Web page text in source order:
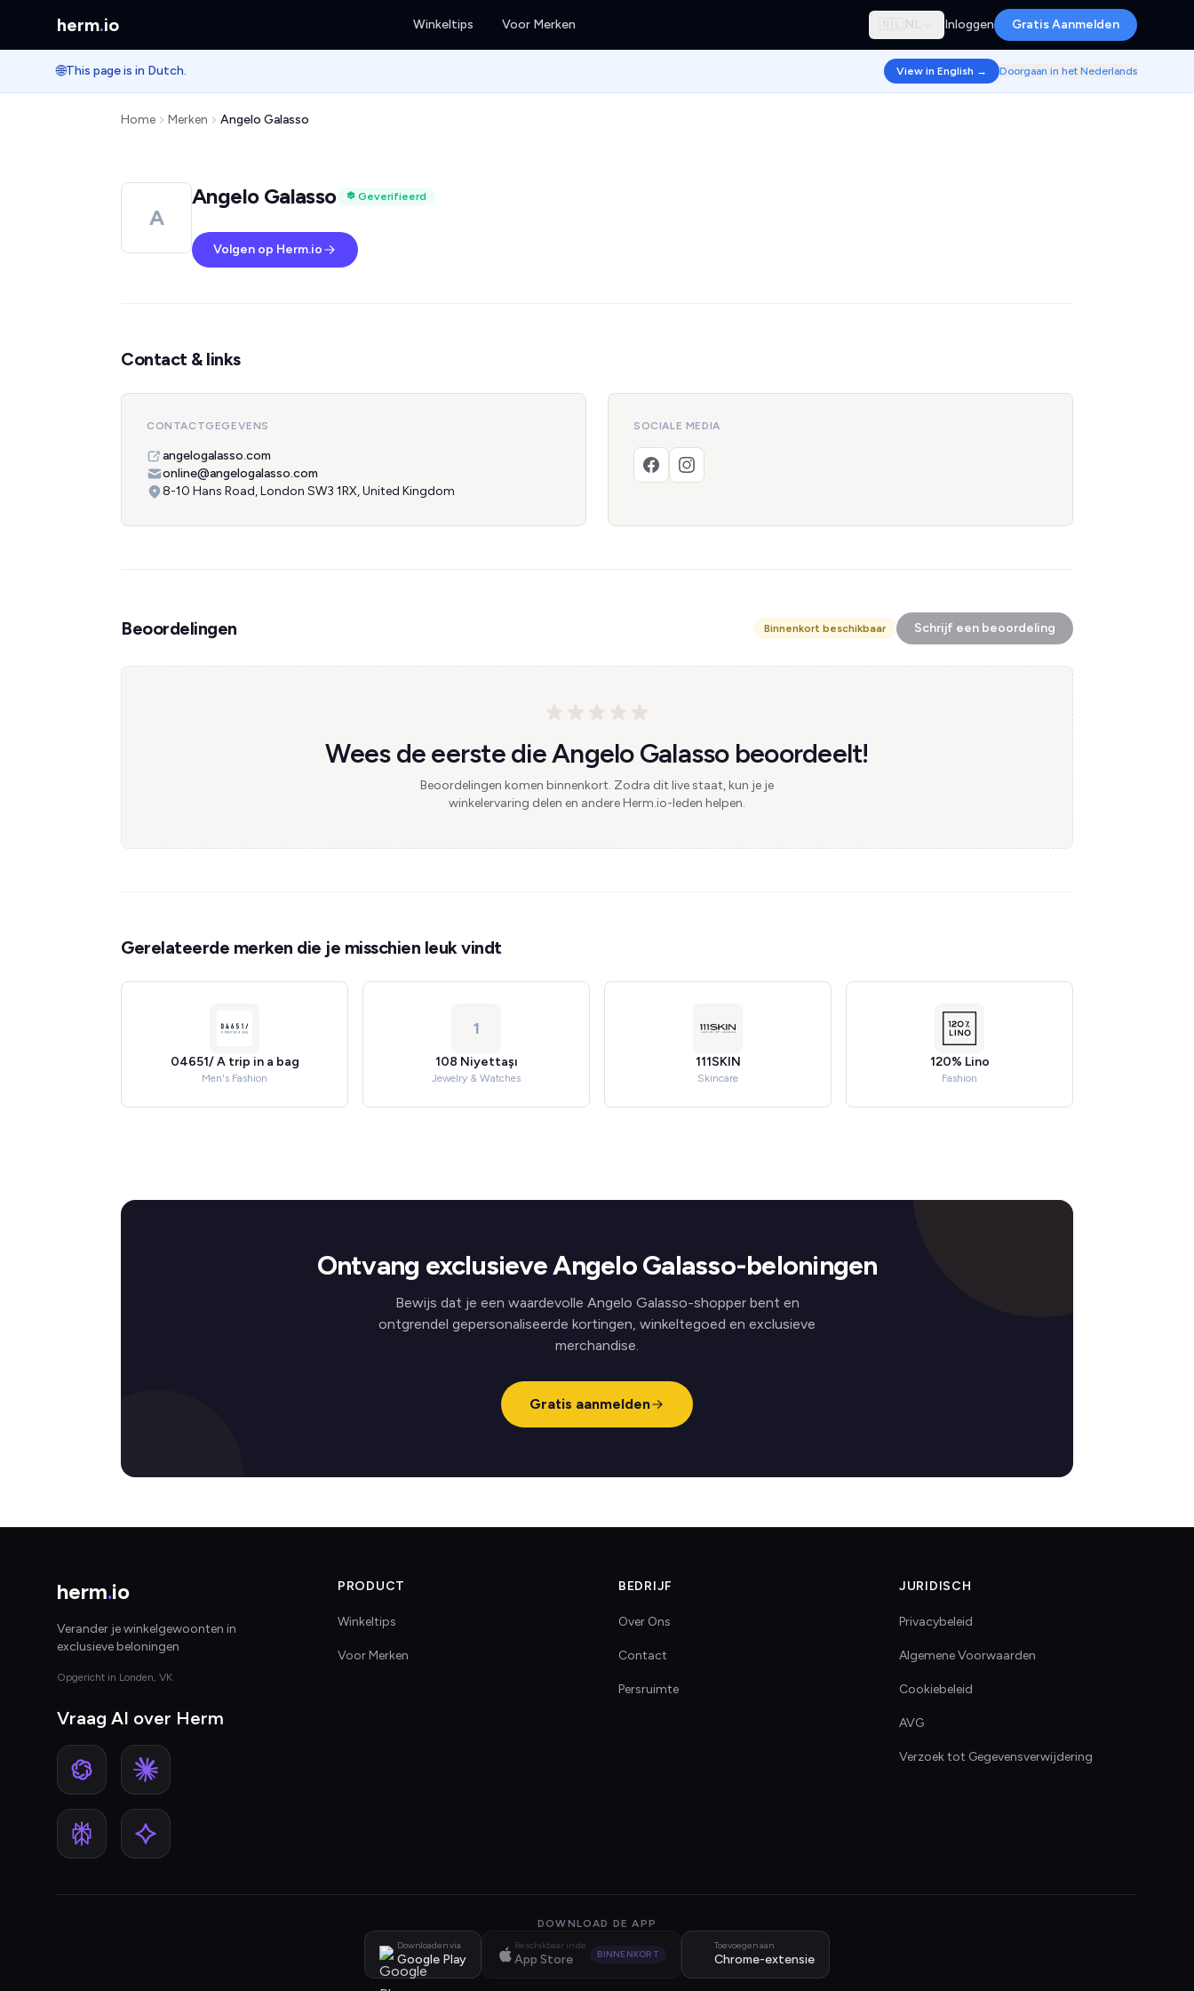
herm.io Winkeltips Voor Merken 🇳🇱 NL Inloggen Gratis Aanmelden
🌐This page is in Dutch. View in English → Doorgaan in het Nederlands
Home Merken Angelo Galasso
A
Angelo Galasso Geverifieerd
Volgen op Herm.io
Contact & links
CONTACTGEGEVENS
angelogalasso.com
online@angelogalasso.com
8-10 Hans Road, London SW3 1RX, United Kingdom
SOCIALE MEDIA
Beoordelingen Binnenkort beschikbaar Schrijf een beoordeling
Wees de eerste die Angelo Galasso beoordeelt!
Beoordelingen komen binnenkort. Zodra dit live staat, kun je je
winkelervaring delen en andere Herm.io-leden helpen.
Gerelateerde merken die je misschien leuk vindt
04651/ A trip in a bag
Men's Fashion
1
108 Niyettaşı
Jewelry & Watches
111SKIN
Skincare
120% Lino
Fashion
Ontvang exclusieve Angelo Galasso-beloningen
Bewijs dat je een waardevolle Angelo Galasso-shopper bent en
ontgrendel gepersonaliseerde kortingen, winkeltegoed en exclusieve
merchandise.
Gratis aanmelden
herm.io
Verander je winkelgewoonten in
exclusieve beloningen
Opgericht in Londen, VK
Vraag AI over Herm
PRODUCT
Winkeltips
Voor Merken
BEDRIJF
Over Ons
Contact
Persruimte
JURIDISCH
Privacybeleid
Algemene Voorwaarden
Cookiebeleid
AVG
Verzoek tot Gegevensverwijdering
DOWNLOAD DE APP
Downloaden via
Google Play
Beschikbaar in de
App Store BINNENKORT
Toevoegen aan
Chrome-extensie